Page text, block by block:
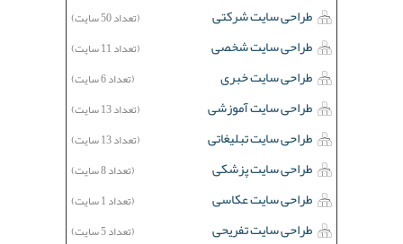
طراحی سایت شرکتی (تعداد 50 سایت)
طراحی سایت شخصی (تعداد 11 سایت)
طراحی سایت خبری (تعداد 6 سایت)
طراحی سایت آموزشی (تعداد 13 سایت)
طراحی سایت تبلیغاتی (تعداد 13 سایت)
طراحی سایت پزشکی (تعداد 8 سایت)
طراحی سایت عکاسی (تعداد 1 سایت)
طراحی سایت تفریحی (تعداد 5 سایت)